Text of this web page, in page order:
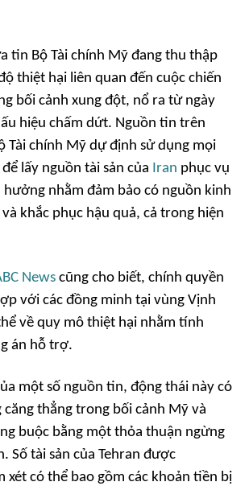
tin Bộ Tài chính Mỹ đang thu thập
thiệt hại liên quan đến cuộc chiến
bối cảnh xung đột, nổ ra từ ngày
hiệu chấm dứt. Nguồn tin trên
Tài chính Mỹ dự định sử dụng mọi
lấy nguồn tài sản của Iran phục vụ
hưởng nhằm đảm bảo có nguồn kinh
khắc phục hậu quả, cả trong hiện
News cũng cho biết, chính quyền
với các đồng minh tại vùng Vịnh
về quy mô thiệt hại nhằm tính
án hỗ trợ.
một số nguồn tin, động thái này có
căng thẳng trong bối cảnh Mỹ và
buộc bằng một thỏa thuận ngừng
Số tài sản của Tehran được
xét có thể bao gồm các khoản tiền bị